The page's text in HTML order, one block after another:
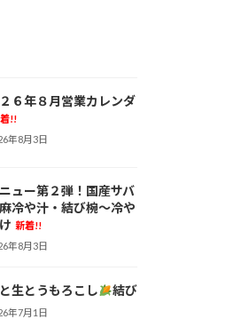
６年８月営業カレンダ
!!
年8月3日
ュー第２弾！国産サバ
冷や汁・結び椀～冷や
新着!!
年8月3日
生とうもろこし 結び
年7月1日